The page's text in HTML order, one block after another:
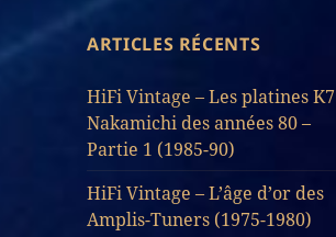
ARTICLES RÉCENTS
HiFi Vintage – Les platines K7
Nakamichi des années 80 –
Partie 1 (1985-90)
HiFi Vintage – L’âge d’or des
Amplis-Tuners (1975-1980)